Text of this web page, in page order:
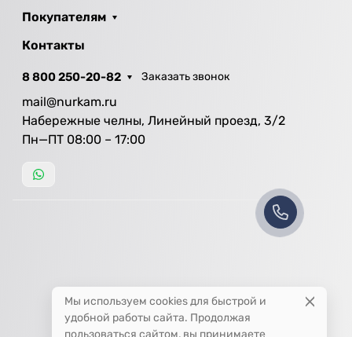
Покупателям
Контакты
8 800 250-20-82 Заказать звонок
mail@nurkam.ru
Набережные челны, Линейный проезд, 3/2
Пн—ПТ 08:00 – 17:00
Мы используем cookies для быстрой и
удобной работы сайта. Продолжая
пользоваться сайтом, вы принимаете